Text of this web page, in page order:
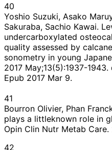
40
Yoshio Suzuki, Asako
Sakuraba, Sachio Kawai.
undercarboxylated
quality assessed by
sonometry in young
2017 May;13(5):1937-
Epub 2017 Mar 9.
41
Bourron Olivier, Phan
plays a littleknown role in
Opin Clin Nutr Metab Care.
42